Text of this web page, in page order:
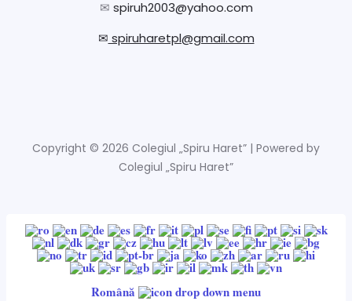
✉ spiruh2003@yahoo.com
✉ spiruharetpl@gmail.com
Copyright © 2026 Colegiul „Spiru Haret” | Powered by
Colegiul „Spiru Haret”
Română